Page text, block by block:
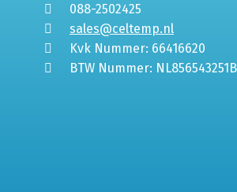
088-2502425
sales@celtemp.nl
Kvk Nummer: 66416620
BTW Nummer: